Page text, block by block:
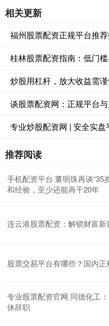
相关更新
福州股票配资正规平台推
桂林股票配资指南：低门
炒股用杠杆，放大收益需
谈股票配资网：正规平台
专业炒股配资网 | 安全实盘
推荐阅读
手机配资平台 董明珠再谈“35
和经验，至少还能再干20年
连云港股票配资：解锁财富
股票交易平台有哪些？国内
专业股票配资官网 同德化工
休辞职